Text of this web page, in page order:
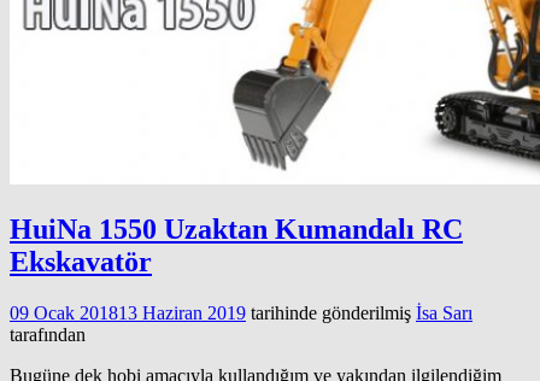
HuiNa 1550 Uzaktan Kumandalı RC
Ekskavatör
09 Ocak 201813 Haziran 2019 tarihinde gönderilmiş İsa Sarı
tarafından
Bugüne dek hobi amacıyla kullandığım ve yakından ilgilendiğim